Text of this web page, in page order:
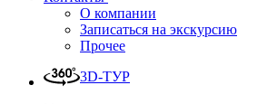
О компании
Записаться на экскурсию
Прочее
3D-ТУР